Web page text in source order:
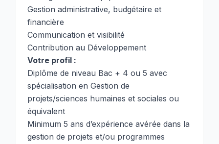
Gestion administrative, budgétaire et
financière
Communication et visibilité
Contribution au Développement
Votre profil :
Diplôme de niveau Bac + 4 ou 5 avec
spécialisation en Gestion de
projets/sciences humaines et sociales ou
équivalent
Minimum 5 ans d’expérience avérée dans la
gestion de projets et/ou programmes